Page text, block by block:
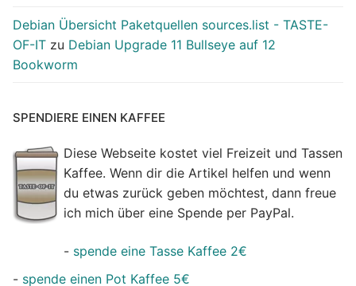
Debian Übersicht Paketquellen sources.list - TASTE-
OF-IT zu Debian Upgrade 11 Bullseye auf 12
Bookworm
SPENDIERE EINEN KAFFEE
Diese Webseite kostet viel Freizeit und Tassen
Kaffee. Wenn dir die Artikel helfen und wenn
du etwas zurück geben möchtest, dann freue
ich mich über eine Spende per PayPal.
- spende eine Tasse Kaffee 2€
- spende einen Pot Kaffee 5€